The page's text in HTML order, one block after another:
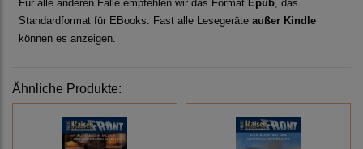
Für alle anderen Fälle empfehlen wir das Format Epub, das
Standardformat für EBooks. Fast alle Lesegeräte außer Kindle
können es anzeigen.
Ähnliche Produkte: